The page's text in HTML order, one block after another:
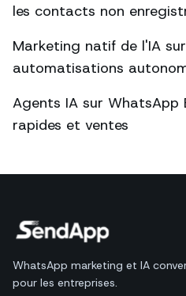
les contacts non
Marketing natif de l'IA
automatisations
Agents IA sur WhatsApp
rapides et ventes
WhatsApp marketing et IA
pour les entreprises.